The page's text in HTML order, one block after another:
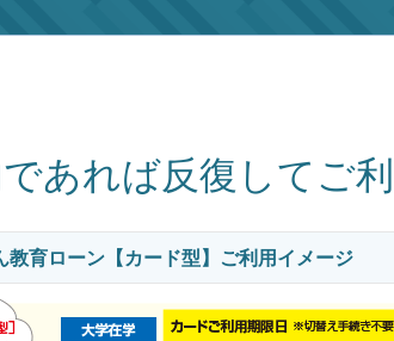
あれば反復してご利
教育ローン【カード型】ご利用イメージ